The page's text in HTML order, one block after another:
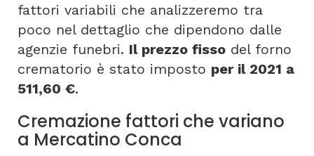
fattori variabili che analizzeremo tra
poco nel dettaglio che dipendono dalle
agenzie funebri. Il prezzo fisso del forno
crematorio è stato imposto per il 2021 a
511,60 €.
Cremazione fattori che variano
a Mercatino Conca